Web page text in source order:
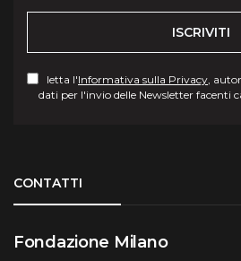
ISCRIVITI
letta l'Informativa sulla Privacy ,
dati per l'invio delle Newsletter facenti
CONTATTI
Fondazione Milano